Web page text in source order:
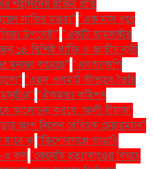
শহীদদের রক্তের প্রতি
সাকির মন্তব্য" "এক মাস ধরে
উপদেষ্টা" "একটি আমলকীর
১৪ বিশিষ্ট ব্যক্তি ও জাতীয় নারী
মুনাফা কমেছে" "এসঅ্যান্ডপি
"এহুদ ওলমার্ট কীভাবে তৈরি
"ঐকমত্য কমিশন
আলোচনা করবে: আলী রীয়াজ"
অংশ নিলেন বেবিচক চেয়ারম্যান"
না"কিশোরগঞ্জে ভাঙারি
এ কল"কেনেডি হত্যাকাণ্ডের বিষয়ে